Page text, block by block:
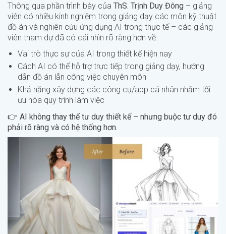
Thông qua phần trình bày của ThS. Trịnh Duy Đông – giảng
viên có nhiều kinh nghiệm trong giảng dạy các môn kỹ thuật
đồ án và nghiên cứu ứng dụng AI trong thực tế – các giảng
viên tham dự đã có cái nhìn rõ ràng hơn về:
Vai trò thực sự của AI trong thiết kế hiện nay
Cách AI có thể hỗ trợ trực tiếp trong giảng dạy, hướng
dẫn đồ án lẫn công việc chuyên môn
Khả năng xây dựng các công cụ/app cá nhân nhằm tối
ưu hóa quy trình làm việc
👉 AI không thay thế tư duy thiết kế – nhưng buộc tư duy đó
phải rõ ràng và có hệ thống hơn.